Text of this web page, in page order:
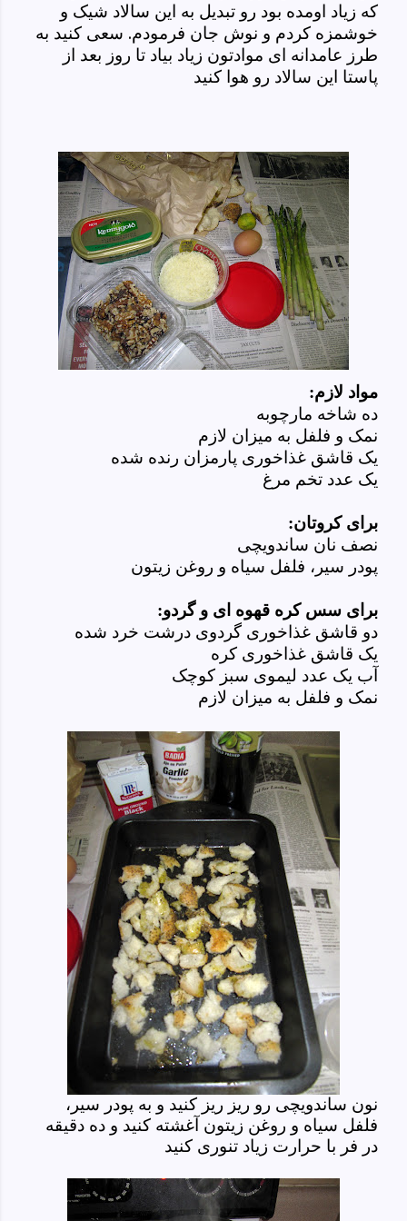
که زیاد اومده بود رو تبدیل به این سالاد شیک و
خوشمزه کردم و نوش جان فرمودم. سعی کنید به
طرز عامدانه ای موادتون زیاد بیاد تا روز بعد از
پاستا این سالاد رو هوا کنید
مواد لازم:
ده شاخه مارچوبه
نمک و فلفل به میزان لازم
یک قاشق غذاخوری پارمزان رنده شده
یک عدد تخم مرغ
برای کروتان:
نصف نان ساندویچی
پودر سیر، فلفل سیاه و روغن زیتون
برای سس کره قهوه ای و گردو:
دو قاشق غذاخوری گردوی درشت خرد شده
یک قاشق غذاخوری کره
آب یک عدد لیموی سبز کوچک
نمک و فلفل به میزان لازم
نون ساندویچی رو ریز ریز کنید و به پودر سیر،
فلفل سیاه و روغن زیتون آغشته کنید و ده دقیقه
در فر با حرارت زیاد تنوری کنید